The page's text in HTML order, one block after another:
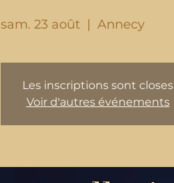
sam. 23 août
  |
Annecy
Les inscriptions sont closes
Voir d'autres événements